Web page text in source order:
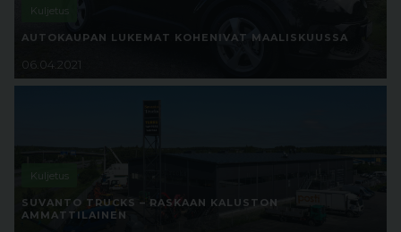
Kuljetus
AUTOKAUPAN LUKEMAT KOHENIVAT MAALISKUUSSA
06.04.2021
Kuljetus
SUVANTO TRUCKS – RASKAAN KALUSTON
AMMATTILAINEN